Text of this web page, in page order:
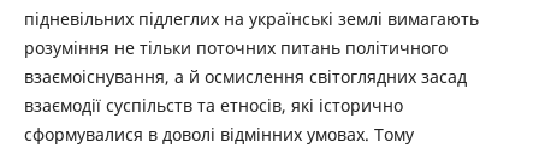
підневільних підлеглих на українські землі вимагають
розуміння не тільки поточних питань політичного
взаємоіснування, а й осмислення світоглядних засад
взаємодії суспільств та етносів, які історично
сформувалися в доволі відмінних умовах. Тому